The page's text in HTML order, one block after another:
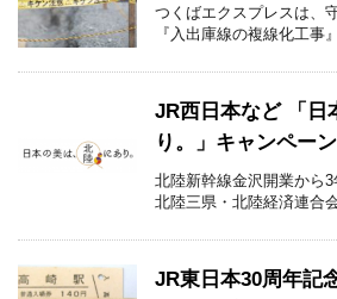
つくばエクスプレスは、
『入出庫線の複線化工事
JR西日本など 「日
り。」キャンペー
北陸新幹線金沢開業から3
北陸三県・北陸経済連合
JR東日本30周年記